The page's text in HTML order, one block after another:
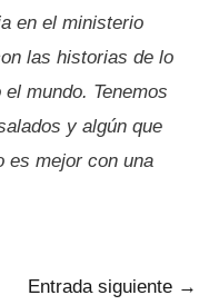
en el ministerio
las historias de lo
mundo. Tenemos
y algún que
es mejor con una
Entrada siguiente →